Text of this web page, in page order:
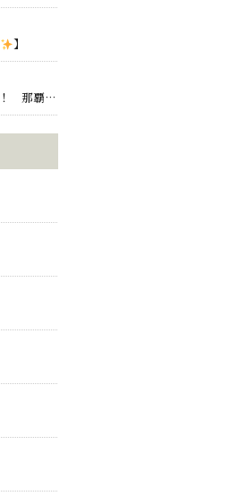
】
スタイリスト募集の決定！ 那覇 宜野湾 北谷 求人 正社員 業務委託